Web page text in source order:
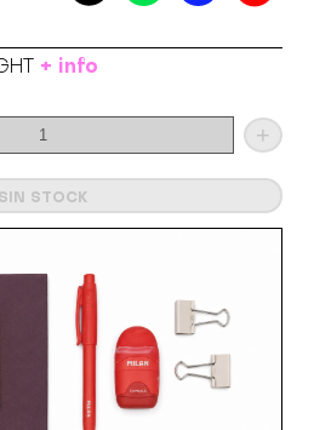
+ info
+
SIN STOCK